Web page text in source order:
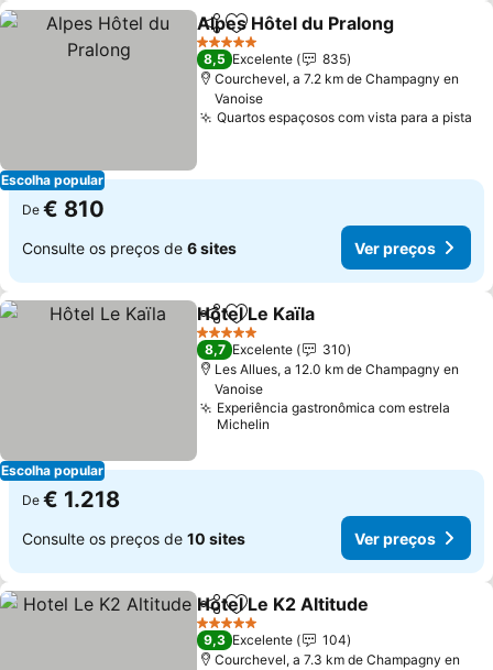
Escolha popular
PartilharAdicionar aos favoritos
Alpes Hôtel du Pralong
5 Estrelas
8,5 Excelente
835
Courchevel, a 7.2 km de Champagny en
Vanoise
Quartos espaçosos com vista para a pista
De € 810
Consulte os preços de 6 sites Ver preços
Escolha popular
PartilharAdicionar aos favoritos
Hôtel Le Kaïla
5 Estrelas
8,7 Excelente
310
Les Allues, a 12.0 km de Champagny en
Vanoise
Experiência gastronômica com estrela
Michelin
De € 1.218
Consulte os preços de 10 sites Ver preços
PartilharAdicionar aos favoritos
Hotel Le K2 Altitude
5 Estrelas
9,3 Excelente
104
Courchevel, a 7.3 km de Champagny en